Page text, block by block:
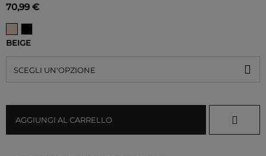
70,99 €
BEIGE
SCEGLI UN'OPZIONE
AGGIUNGI AL CARRELLO